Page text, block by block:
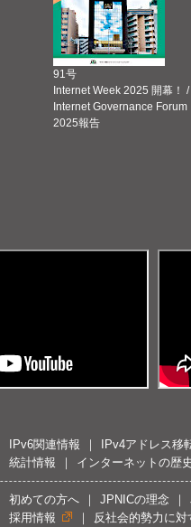
91号
Internet Week 2025 開幕！ /
Internet Governance Forum
2025報告
IPv6関連情報 IPv4アドレス移
統計情報
インターネットの歴史
初めての方へ JPNICの理念
採用情報
反社会的勢力に